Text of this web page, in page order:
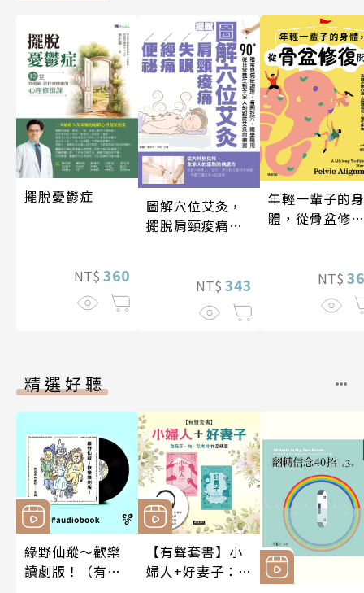
擺脫憂鬱症
NT$ 360
圖解穴位艾灸，
擺脫肩頸痠痛、
NT$ 343
年輕一輩子的身
體，從骨盆修復
動」，遠離小腹
凸出、肩頸僵
硬、慢性疼痛
NT$
精選好聽
綠野仙蹤～歡樂
讀劇版！（有聲
【有聲套書】小
婦人+好妻子：路